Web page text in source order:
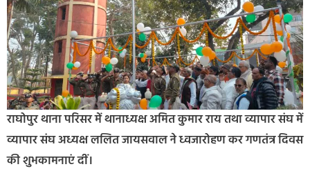
राघोपुर थाना परिसर में थानाध्यक्ष अमित कुमार राय तथा व्यापार संघ में
व्यापार संघ अध्यक्ष ललित जायसवाल ने ध्वजारोहण कर गणतंत्र दिवस
की शुभकामनाएं दीं।